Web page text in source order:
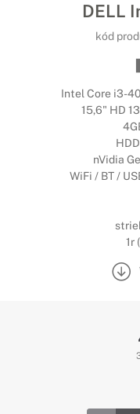
DELL
kód
Intel Core i3-
15,6" HD
nVidia
WiFi / BT /
1r